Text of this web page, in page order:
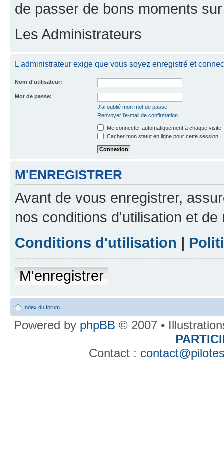
de passer de bons moments
Les Administrateurs
L'administrateur exige que vous soyez enregistré et
Nom d'utilisateur:
Mot de passe:
J'ai oublié mon mot de passe
Renvoyer l'e-mail de confirmation
Me connecter automatiquement à chaque visite
Cacher mon statut en ligne pour cette session
M'ENREGISTRER
Avant de vous enregistrer,
nos conditions d'utilisation et
Conditions d'utilisation |
M'enregistrer
Index du forum
Powered by phpBB © 2007 •
Contact :